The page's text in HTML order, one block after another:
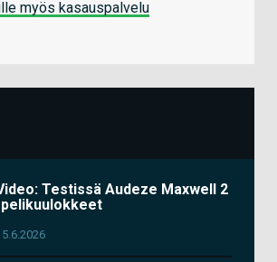
myös kasauspalvelu
Testissä Audeze Maxwell 2